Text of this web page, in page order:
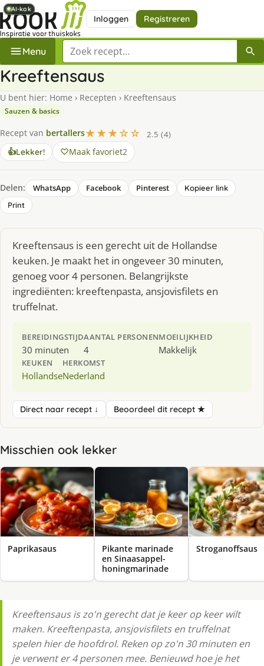
Inloggen Registreren
Menu Zoek een recept
Kreeftensaus
U bent hier: Home › Recepten › Kreeftensaus
Sauzen & basics
Recept van bertallers★★★☆☆
2.5 (4)
👍Lekker! Maak favoriet2
Delen: WhatsApp Facebook Pinterest
Kopieer link
Print
Kreeftensaus is een gerecht uit de Hollandse
keuken. Je maakt het in ongeveer 30 minuten,
genoeg voor 4 personen. Belangrijkste
ingrediënten: kreeftenpasta, ansjovisfilets en
truffelnat.
BEREIDINGSTIJD
30 minuten
AANTAL PERSONEN
4
MOEILIJKHEID
Makkelijk
KEUKEN
Hollandse
HERKOMST
Nederland
Direct naar recept ↓ Beoordeel dit recept ★
Misschien ook lekker
AI-kok
Paprikasaus
AI-kok
Pikante marinade
en Sinaasappel-
honingmarinade
AI-kok
Stroganoffsaus
AI-kok
Kreeftensaus is zo'n gerecht dat je keer op keer wilt
maken. Kreeftenpasta, ansjovisfilets en truffelnat
spelen hier de hoofdrol. Reken op zo'n 30 minuten en
je verwent er 4 personen mee. Benieuwd hoe je het